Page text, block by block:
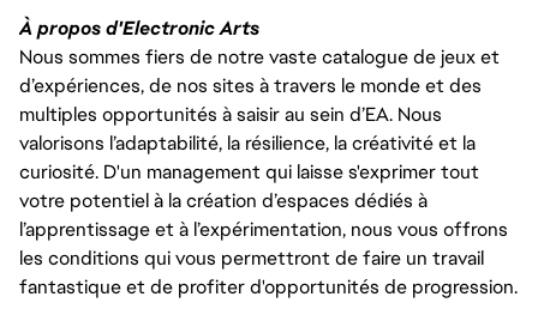
À propos d'Electronic Arts
Nous sommes fiers de notre vaste catalogue de jeux et
d’expériences, de nos sites à travers le monde et des
multiples opportunités à saisir au sein d’EA. Nous
valorisons l’adaptabilité, la résilience, la créativité et la
curiosité. D'un management qui laisse s'exprimer tout
votre potentiel à la création d’espaces dédiés à
l’apprentissage et à l’expérimentation, nous vous offrons
les conditions qui vous permettront de faire un travail
fantastique et de profiter d'opportunités de progression.